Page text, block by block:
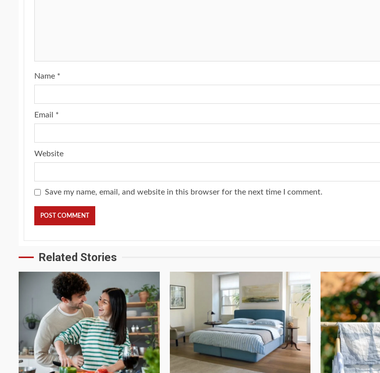
Name *
Email *
Website
Save my name, email, and website in this browser for the next time I comment.
Related Stories